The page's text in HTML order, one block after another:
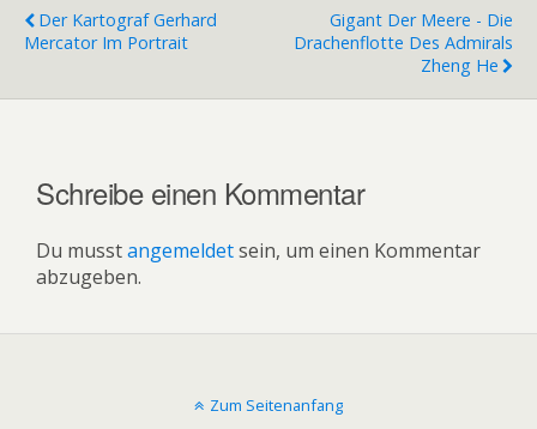
Der Kartograf Gerhard
Mercator Im Portrait
Gigant Der Meere - Die
Drachenflotte Des Admirals
Zheng He
Schreibe einen Kommentar
Du musstangemeldetsein, um einen Kommentar
abzugeben.
Zum Seitenanfang